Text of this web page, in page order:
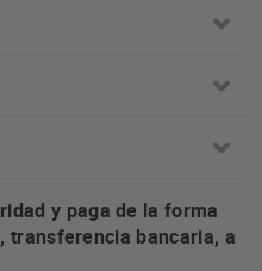
y paga de la forma
transferencia bancaria, a